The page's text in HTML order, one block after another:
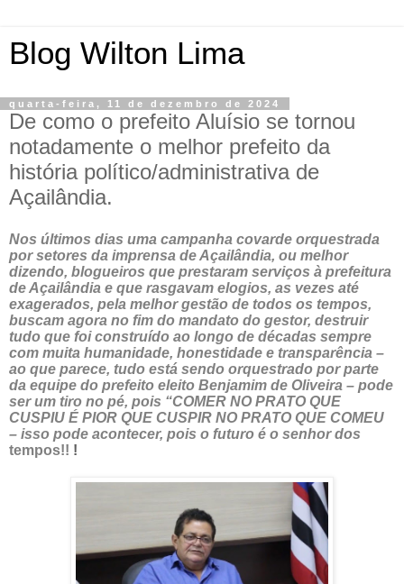
Blog Wilton Lima
quarta-feira, 11 de dezembro de 2024
De como o prefeito Aluísio se tornou
notadamente o melhor prefeito da
história político/administrativa de
Açailândia.
Nos últimos dias uma campanha covarde orquestrada
por setores da imprensa de Açailândia, ou melhor
dizendo, blogueiros que prestaram serviços à prefeitura
de Açailândia e que rasgavam elogios, as vezes até
exagerados, pela melhor gestão de todos os tempos,
buscam agora no fim do mandato do gestor, destruir
tudo que foi construído ao longo de décadas sempre
com muita humanidade, honestidade e transparência –
ao que parece, tudo está sendo orquestrado por parte
da equipe do prefeito eleito Benjamim de Oliveira – pode
ser um tiro no pé, pois “COMER NO PRATO QUE
CUSPIU É PIOR QUE CUSPIR NO PRATO QUE COMEU
– isso pode acontecer, pois o futuro é o senhor dos
tempos!! !